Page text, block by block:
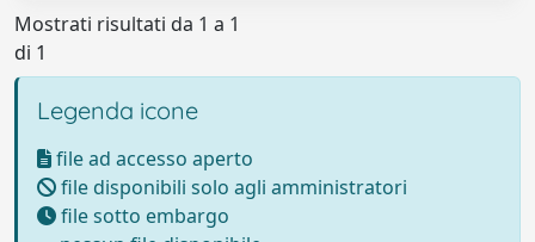
Mostrati risultati da 1 a 1
di 1
Legenda icone
file ad accesso aperto
file disponibili solo agli amministratori
file sotto embargo